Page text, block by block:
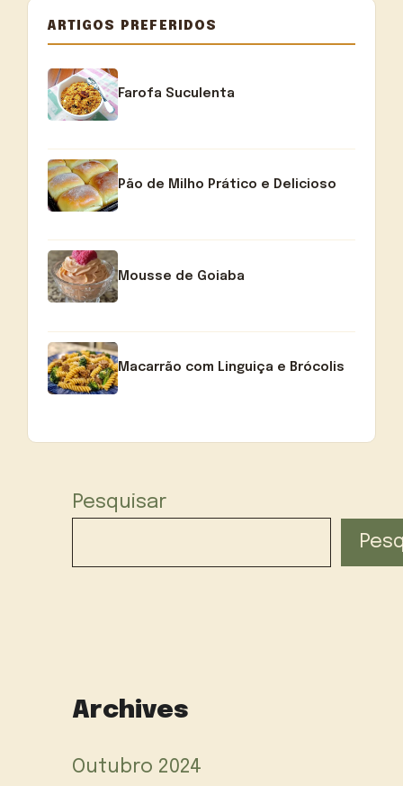
ARTIGOS PREFERIDOS
Farofa Suculenta
Pão de Milho Prático e Delicioso
Mousse de Goiaba
Macarrão com Linguiça e Brócolis
Pesquisar
Archives
Outubro 2024